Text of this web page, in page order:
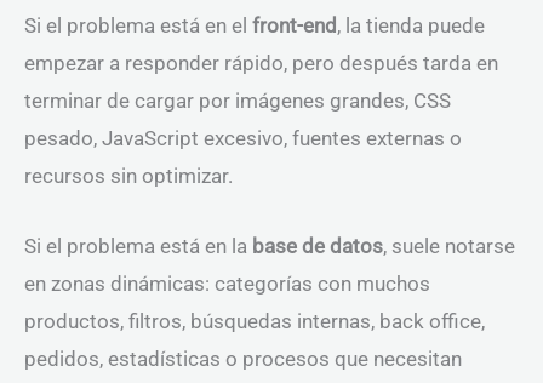
Si el problema está en el front-end, la tienda puede
empezar a responder rápido, pero después tarda en
terminar de cargar por imágenes grandes, CSS
pesado, JavaScript excesivo, fuentes externas o
recursos sin optimizar.
Si el problema está en la base de datos, suele notarse
en zonas dinámicas: categorías con muchos
productos, filtros, búsquedas internas, back office,
pedidos, estadísticas o procesos que necesitan